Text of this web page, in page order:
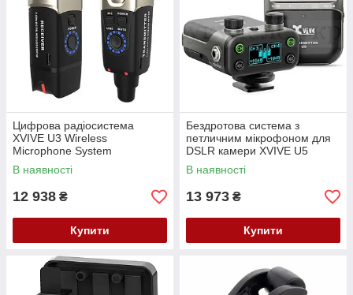
Цифрова радіосистема
XVIVE U3 Wireless
Microphone System
В наявності
12 938 ₴
Купити
Бездротова система з
петличним мікрофоном для
DSLR камери XVIVE U5
Wireless Audio for Video
System
В наявності
13 973 ₴
Купити